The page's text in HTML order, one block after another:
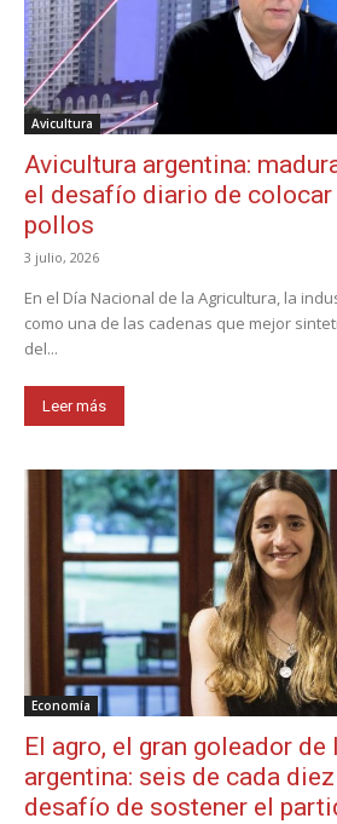
Avicultura
Avicultura argentina:
el desafío diario de
pollos
3 julio, 2026
En el Día Nacional de la Agricultura, la
como una de las cadenas que mejor
del...
Leer más
Economía
El agro, el gran goleador
argentina: seis de cada
desafío de sostener el